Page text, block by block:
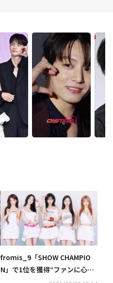
fromis_9「SHOW CHAMPIO
N」で1位を獲得“ファンに心か